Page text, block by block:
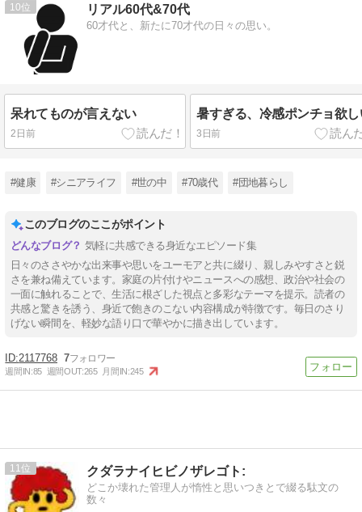
10 リアル60代&70代
60才代と、新たに70才代の日々の思い。
呆れてものが言えない
2日前
暑すぎる、冷感ポンチョ欲し
3日前
#健康 #シニアライフ #世の中 #70歳代 #団地暮らし
このブログのここがポイント
気軽に共感できる身近なエピソード集
日々のささやかな出来事や思いをユーモアと共に綴り、親しみやすさと鋭
さを兼ね備えています。家庭の片付けやニュースへの感想、政治や社会の
一面に触れることで、生活に根ざした視点と多彩なテーマを提示。読者の
共感と驚きを誘う、身近で飽きのこない内容構成が特徴です。毎日のさり
げない瞬間を、軽妙な語り口で華やかに描き出しています。
2117768 7
週間IN:85 週間OUT:265 月間IN:245
11 クダラナイヒビノザレゴト:
どこか壊れた管理人が惰性と思いつきとで綴る駄文の
数々